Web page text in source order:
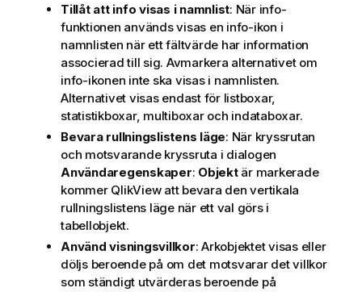
Tillåt att info visas i namnlist: När info-
funktionen används visas en info-ikon i
namnlisten när ett fältvärde har information
associerad till sig. Avmarkera alternativet om
info-ikonen inte ska visas i namnlisten.
Alternativet visas endast för listboxar,
statistikboxar, multiboxar och indataboxar.
Bevara rullningslistens läge: När kryssrutan
och motsvarande kryssruta i dialogen
Användaregenskaper: Objektär markerade
kommer QlikView att bevara den vertikala
rullningslistens läge när ett val görs i
tabellobjekt.
Använd visningsvillkor: Arkobjektet visas eller
döljs beroende på om det motsvarar det villkor
som ständigt utvärderas beroende på